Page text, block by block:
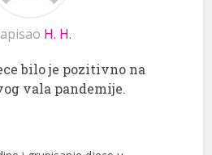
H. H.
bilo je pozitivno na
vala pandemije.